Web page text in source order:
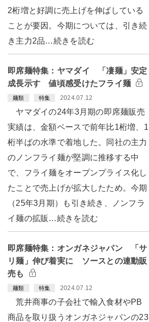
2桁増と好調に売上げを伸ばしている
ことが要因。今期については、引き続
き主力2品…続きを読む
即席麺特集：ヤマダイ 「凄麺」安定
成長示す 値頃感受けたフライ麺
麺類 特集 2024.07.12
ヤマダイの24年3月期の即席麺販売
実績は、金額ベースで前年比1桁増、1
桁半ばの水準で着地した。同社の主力
のノンフライ麺が堅調に推移する中
で、フライ麺をオープンプライス化し
たことで売上げが拡大したため。今期
（25年3月期）も引き続き、ノンフラ
イ麺の拡販…続きを読む
即席麺特集：オンガネジャパン 「サ
リ麺」伸び着実に ソースとの連動販
売も
麺類 特集 2024.07.12
荒井商事の子会社で輸入食材やPB
商品を取り扱うオンガネジャパンの23